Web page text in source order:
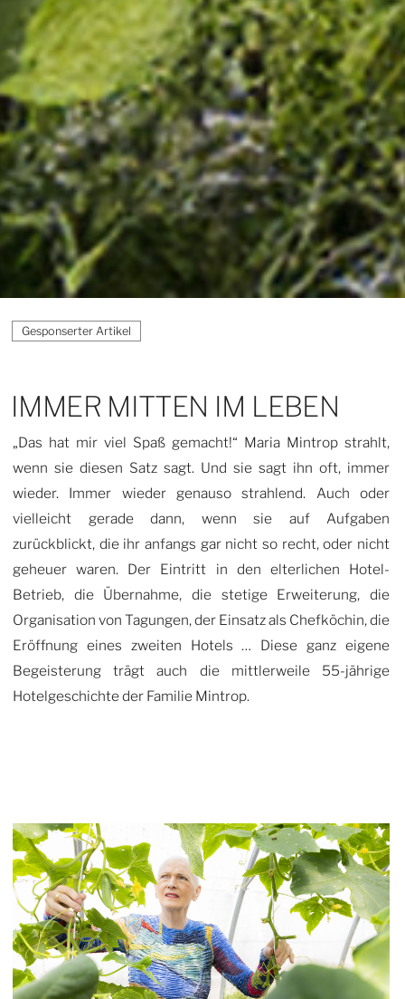
IMMER MITTEN IM LEBEN
„Das hat mir viel Spaß gemacht!“ Maria Mintrop strahlt,
wenn sie diesen Satz sagt. Und sie sagt ihn oft, immer
wieder. Immer wieder genauso strahlend. Auch oder
vielleicht gerade dann, wenn sie auf Aufgaben
zurückblickt, die ihr anfangs gar nicht so recht, oder nicht
geheuer waren. Der Eintritt in den elterlichen Hotel-
Betrieb, die Übernahme, die stetige Erweiterung, die
Organisation von Tagungen, der Einsatz als Chefköchin, die
Eröffnung eines zweiten Hotels … Diese ganz eigene
Begeisterung trägt auch die mittlerweile 55-jährige
Hotelgeschichte der Familie Mintrop.